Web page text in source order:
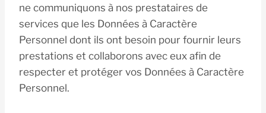
ne communiquons à nos prestataires de
services que les Données à Caractère
Personnel dont ils ont besoin pour fournir leurs
prestations et collaborons avec eux afin de
respecter et protéger vos Données à Caractère
Personnel.